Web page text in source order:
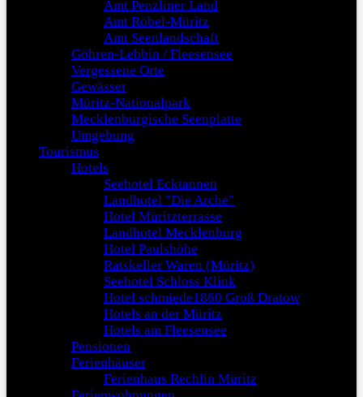
Amt Penzliner Land
Amt Röbel-Müritz
Amt Seenlandschaft
Göhren-Lebbin / Fleesensee
Vergessene Orte
Gewässer
Müritz-Nationalpark
Mecklenburgische Seenplatte
Umgebung
Tourismus
Hotels
Seehotel Ecktannen
Landhotel "Die Arche"
Hotel Müritzterrasse
Landhotel Mecklenburg
Hotel Paulshöhe
Ratskeller Waren (Müritz)
Seehotel Schloss Klink
Hotel schmiede1860 Groß Dratow
Hotels an der Müritz
Hotels am Fleesensee
Pensionen
Ferienhäuser
Ferienhaus Rechlin Müritz